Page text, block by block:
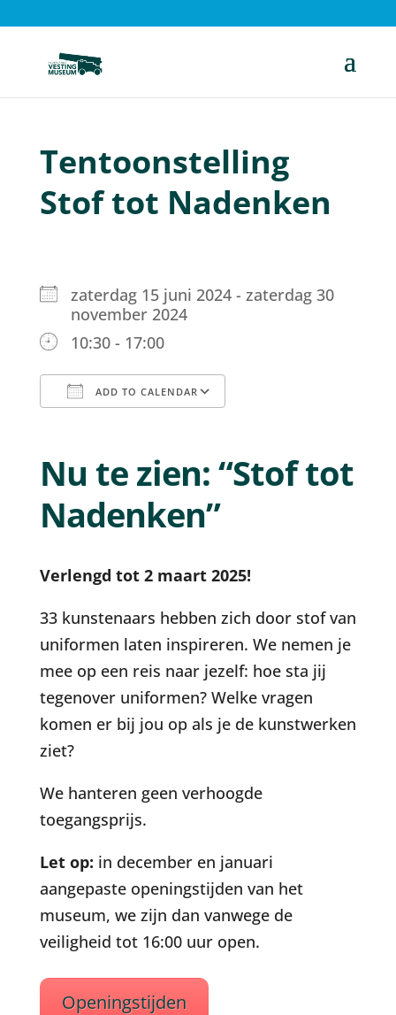
Tentoonstelling
Stof tot Nadenken
zaterdag 15 juni 2024 - zaterdag 30
november 2024
10:30 - 17:00
ADD TO CALENDAR
Nu te zien: “Stof tot
Nadenken”
Verlengd tot 2 maart 2025!
33 kunstenaars hebben zich door stof van
uniformen laten inspireren. We nemen je
mee op een reis naar jezelf: hoe sta jij
tegenover uniformen? Welke vragen
komen er bij jou op als je de kunstwerken
ziet?
We hanteren geen verhoogde
toegangsprijs.
Let op: in december en januari
aangepaste openingstijden van het
museum, we zijn dan vanwege de
veiligheid tot 16:00 uur open.
Openingstijden